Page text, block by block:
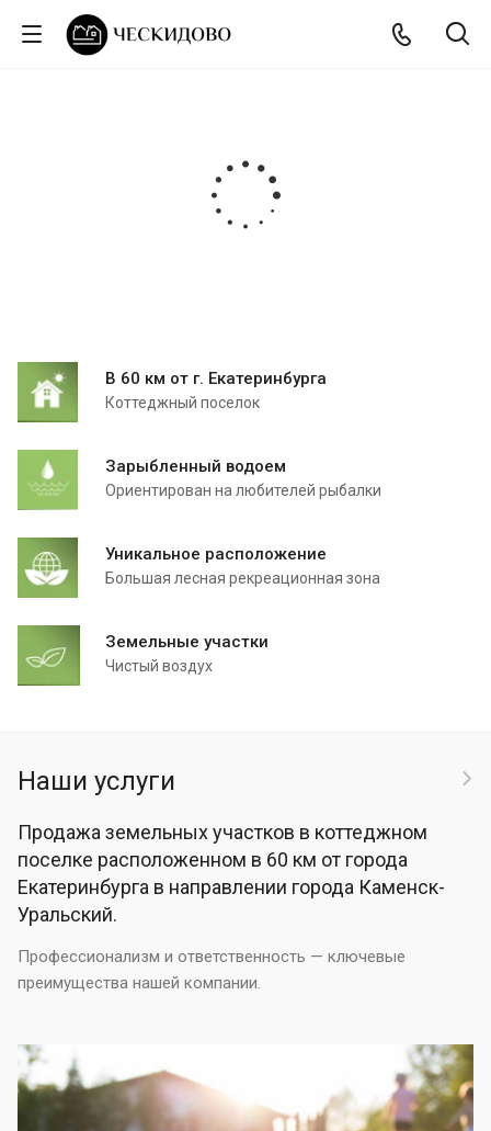
В 60 км от г. Екатеринбурга
Коттеджный поселок
Зарыбленный водоем
Ориентирован на любителей рыбалки
Уникальное расположение
Большая лесная рекреационная зона
Земельные участки
Чистый воздух
Наши услуги
Продажа земельных участков в коттеджном
поселке расположенном в 60 км от города
Екатеринбурга в направлении города Каменск-
Уральский.
Профессионализм и ответственность — ключевые
преимущества нашей компании.